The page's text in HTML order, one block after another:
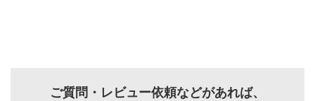
ご質問・レビュー依頼などがあれば、